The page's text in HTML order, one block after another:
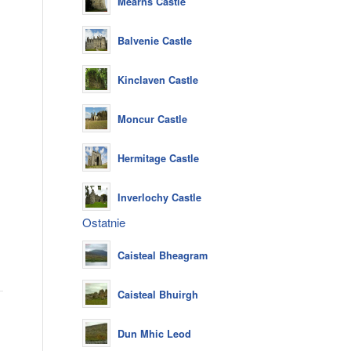
Balvenie Castle
Kinclaven Castle
Moncur Castle
Hermitage Castle
Inverlochy Castle
Ostatnie
Caisteal Bheagram
Caisteal Bhuirgh
Dun Mhic Leod